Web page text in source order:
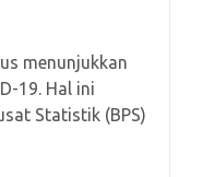
menunjukkan
19. Hal ini
Statistik (BPS)